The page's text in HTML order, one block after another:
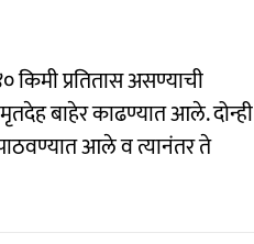
किमी प्रतितास असण्याची
बाहेर काढण्यात आले. दोन्ही
आले व त्यानंतर ते